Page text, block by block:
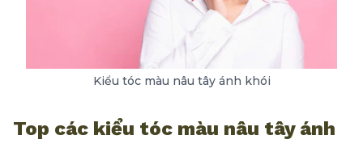
Kiểu tóc màu nâu tây ánh khói
Top các kiểu tóc màu nâu tây ánh